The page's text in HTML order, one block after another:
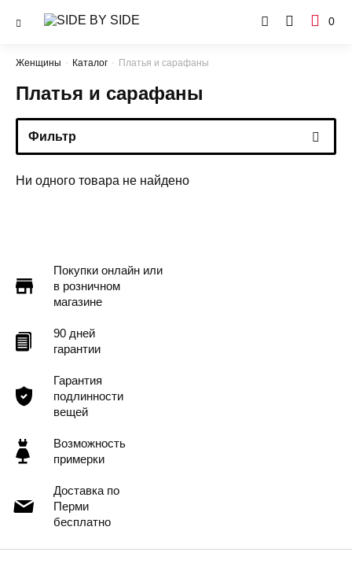
0
Женщины Каталог Платья и сарафаны
Платья и сарафаны
Фильтр
Ни одного товара не найдено
Покупки онлайн или
в розничном
магазине
90 дней
гарантии
Гарантия
подлинности
вещей
Возможность
примерки
Доставка по
Перми
бесплатно